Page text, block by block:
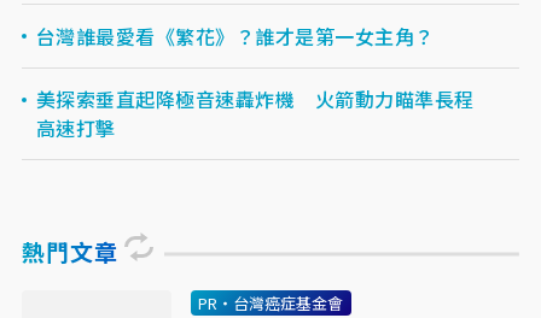
台灣誰最愛看《繁花》？誰才是第一女主角？
美探索垂直起降極音速轟炸機 火箭動力瞄準長程
高速打擊
熱門文章
PR・台灣癌症基金會